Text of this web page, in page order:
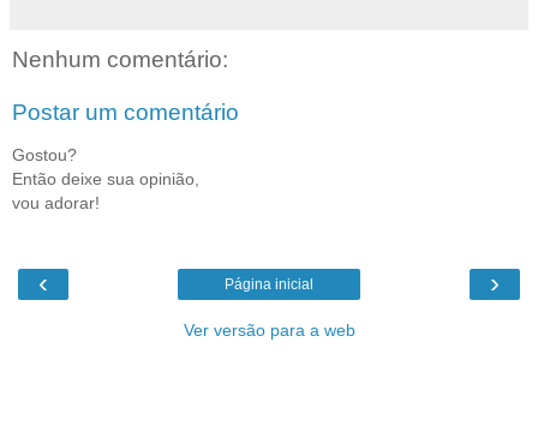
Nenhum comentário:
Postar um comentário
Gostou?
Então deixe sua opinião,
vou adorar!
‹ ›
Página inicial
Ver versão para a web